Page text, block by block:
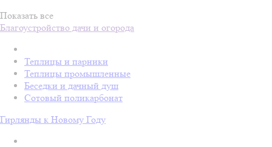
Показать все
Благоустройство дачи и огорода
Теплицы и парники
Теплицы промышленные
Беседки и дачный душ
Сотовый поликарбонат
Гирлянды к Новому Году